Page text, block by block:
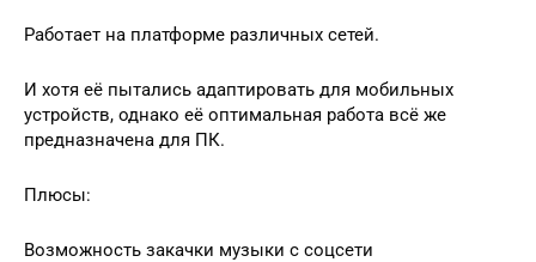
Работает на платформе различных сетей.
И хотя её пытались адаптировать для мобильных
устройств, однако её оптимальная работа всё же
предназначена для ПК.
Плюсы:
Возможность закачки музыки с соцсети